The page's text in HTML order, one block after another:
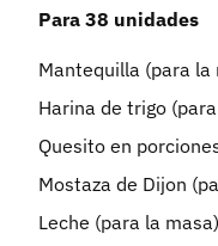
Para 38 unidades
Mantequilla (para la
Harina de trigo
Quesito en
Mostaza de Dijon
Leche (para la masa)